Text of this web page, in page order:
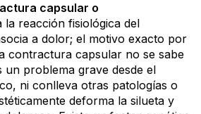
capsular o
la reacción fisiológica del
a dolor; el motivo exacto por
contractura capsular no se sabe
un problema grave desde el
ni conlleva otras patologías o
deforma la silueta y